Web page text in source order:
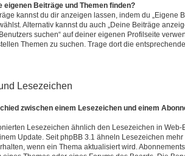
eigenen Beiträge und Themen finden?
kannst du dir anzeigen lassen, indem du „Eigene
Alternativ kannst du auch „Deine Beiträge
suchen“ auf deiner eigenen Profilseite
Themen zu suchen. Trage dort die
Lesezeichen
zwischen einem Lesezeichen und einem
Lesezeichen ähnlich den Lesezeichen in
Update. Seit phpBB 3.1 ähneln Lesezeichen
wenn ein Thema aktualisiert wird.